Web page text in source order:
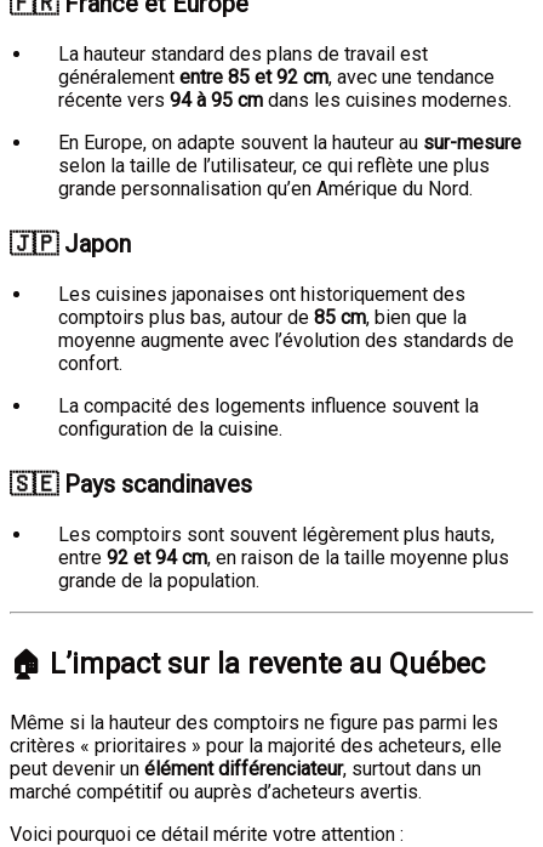
La hauteur standard des plans de travail est
généralement entre 85 et 92 cm, avec une tendance
récente vers 94 à 95 cm dans les cuisines modernes.
En Europe, on adapte souvent la hauteur au sur-mesure
selon la taille de l’utilisateur, ce qui reflète une plus
grande personnalisation qu’en Amérique du Nord.
🇯🇵 Japon
Les cuisines japonaises ont historiquement des
comptoirs plus bas, autour de 85 cm, bien que la
moyenne augmente avec l’évolution des standards de
confort.
La compacité des logements influence souvent la
configuration de la cuisine.
🇸🇪 Pays scandinaves
Les comptoirs sont souvent légèrement plus hauts,
entre 92 et 94 cm, en raison de la taille moyenne plus
grande de la population.
🏠 L’impact sur la revente au Québec
Même si la hauteur des comptoirs ne figure pas parmi les
critères « prioritaires » pour la majorité des acheteurs, elle
peut devenir un élément différenciateur, surtout dans un
marché compétitif ou auprès d’acheteurs avertis.
Voici pourquoi ce détail mérite votre attention :